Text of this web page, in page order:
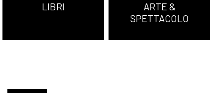
LIBRI
ARTE &
SPETTACOLO